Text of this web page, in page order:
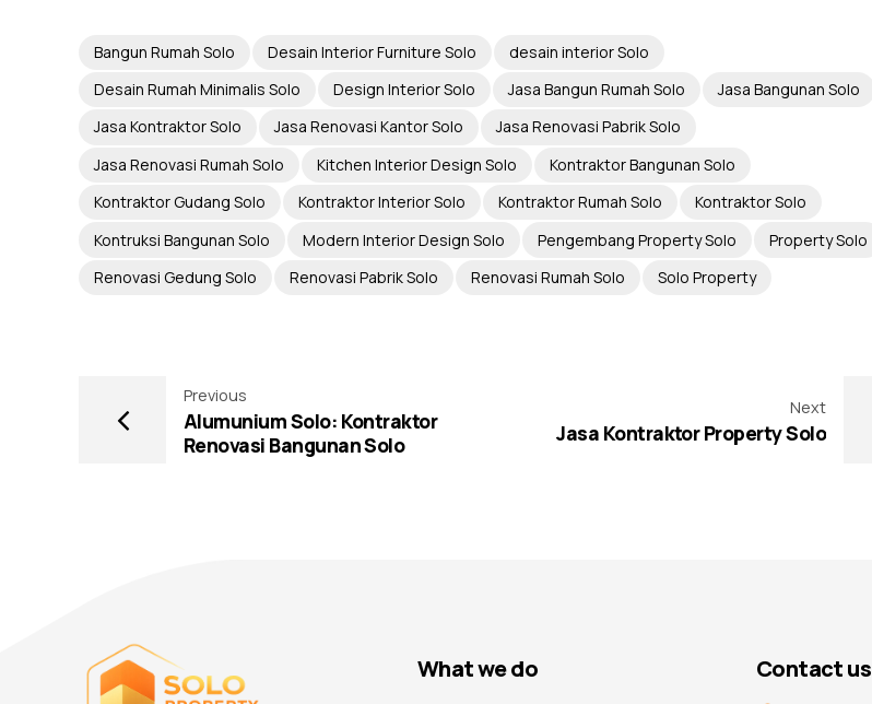
Bangun Rumah Solo Desain Interior Furniture Solo
desain interior Solo
Desain Rumah Minimalis Solo
Design Interior Solo Jasa Bangun Rumah Solo
Jasa Bangunan Solo
Jasa Kontraktor Solo
Jasa Renovasi Kantor Solo
Jasa Renovasi Pabrik Solo
Jasa Renovasi Rumah Solo
Kitchen Interior Design Solo
Kontraktor Bangunan Solo
Kontraktor Gudang Solo
Kontraktor Interior Solo Kontraktor Rumah Solo
Kontraktor Solo
Kontruksi Bangunan Solo
Modern Interior Design Solo Pengembang Property Solo
Property Solo
Renovasi Gedung Solo
Renovasi Pabrik Solo Renovasi Rumah Solo Solo Property
Previous
Alumunium Solo: Kontraktor
Renovasi Bangunan Solo
Next
Jasa Kontraktor Property Solo
What we do Contact us